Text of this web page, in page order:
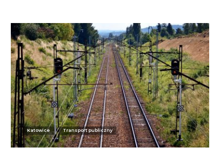
Katowice Transport publiczny